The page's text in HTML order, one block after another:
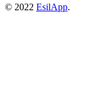
© 2022 EsilApp.